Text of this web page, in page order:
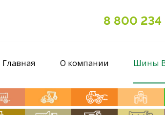
8 800 234
Главная О компании Шины